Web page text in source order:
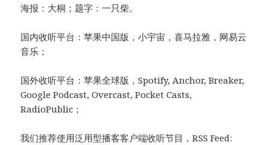
海报：大桐；题字：一只柴。
国内收听平台：苹果中国版，小宇宙，喜马拉雅，网易云
音乐；
国外收听平台：苹果全球版，Spotify, Anchor, Breaker,
Google Podcast, Overcast, Pocket Casts,
RadioPublic；
我们推荐使用泛用型播客客户端收听节目，RSS Feed: